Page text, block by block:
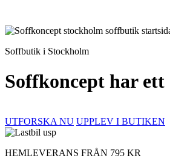
Soffbutik i Stockholm
Soffkoncept har ett
UTFORSKA NU UPPLEV I BUTIKEN
HEMLEVERANS FRÅN 795 KR